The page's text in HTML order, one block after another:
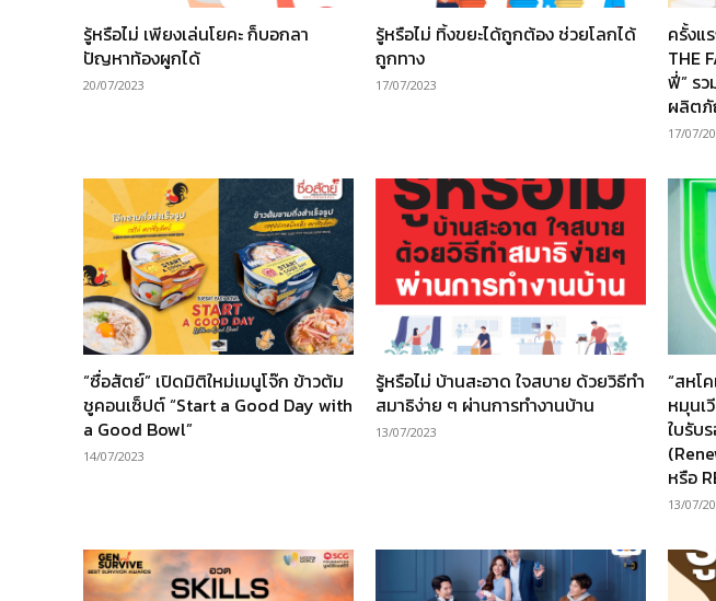
รู้หรือไม่ เพียงเล่นโยคะ ก็บอกลา
ปัญหาท้องผูกได้
20/07/2023
รู้หรือไม่ ทิ้งขยะได้ถูกต้อง ช่วยโลกได้
ถูกทาง
17/07/2023
ครั้งแ
THE
ฟี่” ร
ผลิตภั
17/07/
“ซื่อสัตย์” เปิดมิติใหม่เมนูโจ๊ก ข้าวต้ม
ชูคอนเซ็ปต์ “Start a Good Day with
a Good Bowl”
14/07/2023
รู้หรือไม่ บ้านสะอาด ใจสบาย ด้วยวิธีทำ
สมาธิง่าย ๆ ผ่านการทำงานบ้าน
13/07/2023
“สหโ
หมุนเ
ใบรับ
หรือ
13/07/